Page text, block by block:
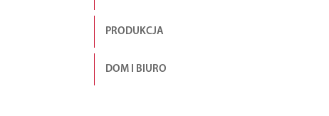
PRODUKCJA
DOM I BIURO